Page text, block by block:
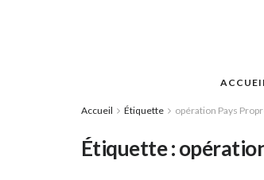
Accueil Étiquette opération Pays
Étiquette :